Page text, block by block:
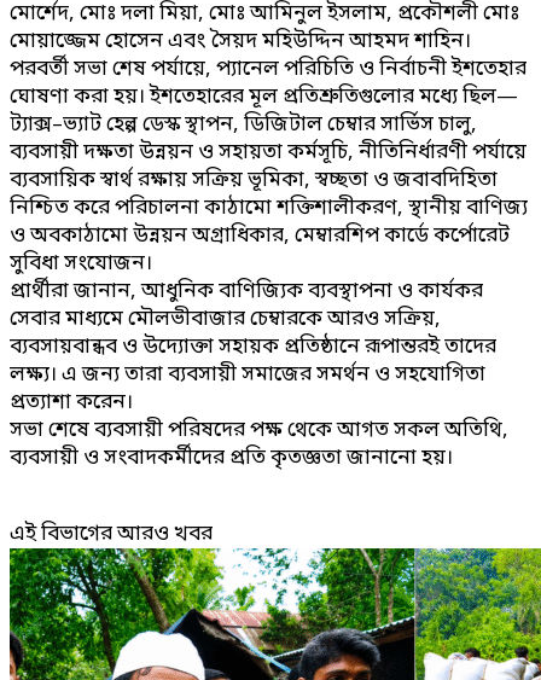
মোর্শেদ, মোঃ দলা মিয়া, মোঃ আমিনুল ইসলাম, প্রকৌশলী মোঃ
মোয়াজ্জেম হোসেন এবং সৈয়দ মহিউদ্দিন আহমদ শাহিন।
পরবর্তী সভা শেষ পর্যায়ে, প্যানেল পরিচিতি ও নির্বাচনী ইশতেহার
ঘোষণা করা হয়। ইশতেহারের মূল প্রতিশ্রুতিগুলোর মধ্যে ছিল—
ট্যাক্স–ভ্যাট হেল্প ডেস্ক স্থাপন, ডিজিটাল চেম্বার সার্ভিস চালু,
ব্যবসায়ী দক্ষতা উন্নয়ন ও সহায়তা কর্মসূচি, নীতিনির্ধারণী পর্যায়ে
ব্যবসায়িক স্বার্থ রক্ষায় সক্রিয় ভূমিকা, স্বচ্ছতা ও জবাবদিহিতা
নিশ্চিত করে পরিচালনা কাঠামো শক্তিশালীকরণ, স্থানীয় বাণিজ্য
ও অবকাঠামো উন্নয়ন অগ্রাধিকার, মেম্বারশিপ কার্ডে কর্পোরেট
সুবিধা সংযোজন।
প্রার্থীরা জানান, আধুনিক বাণিজ্যিক ব্যবস্থাপনা ও কার্যকর
সেবার মাধ্যমে মৌলভীবাজার চেম্বারকে আরও সক্রিয়,
ব্যবসায়বান্ধব ও উদ্যোক্তা সহায়ক প্রতিষ্ঠানে রূপান্তরই তাদের
লক্ষ্য। এ জন্য তারা ব্যবসায়ী সমাজের সমর্থন ও সহযোগিতা
প্রত্যাশা করেন।
সভা শেষে ব্যবসায়ী পরিষদের পক্ষ থেকে আগত সকল অতিথি,
ব্যবসায়ী ও সংবাদকর্মীদের প্রতি কৃতজ্ঞতা জানানো হয়।
এই বিভাগের আরও খবর